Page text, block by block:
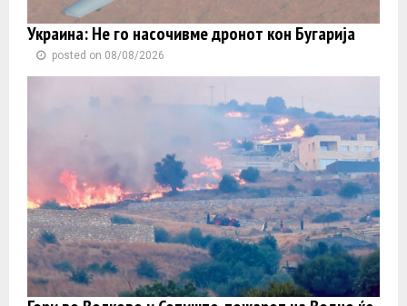
Украина: Не го насочивме дронот кон Бугарија
posted on 08/08/2026